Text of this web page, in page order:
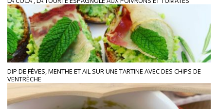
DIP DE FÈVES, MENTHE ET AIL SUR UNE TARTINE AVEC DES CHIPS DE
VENTRÈCHE